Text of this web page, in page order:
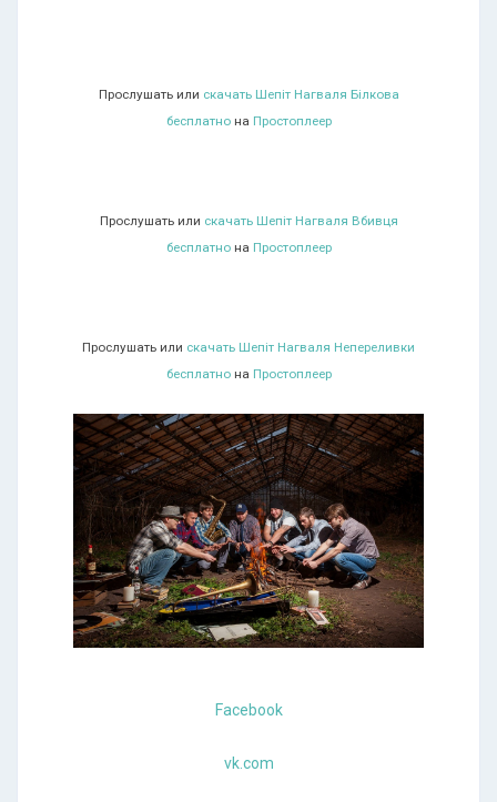
Прослушать или скачать Шепіт Нагваля Білкова
бесплатнона Простоплеер
Прослушать или скачать Шепіт Нагваля Вбивця
бесплатнона Простоплеер
Прослушать или скачать Шепіт Нагваля Непереливки
бесплатнона Простоплеер
Facebook
vk.com